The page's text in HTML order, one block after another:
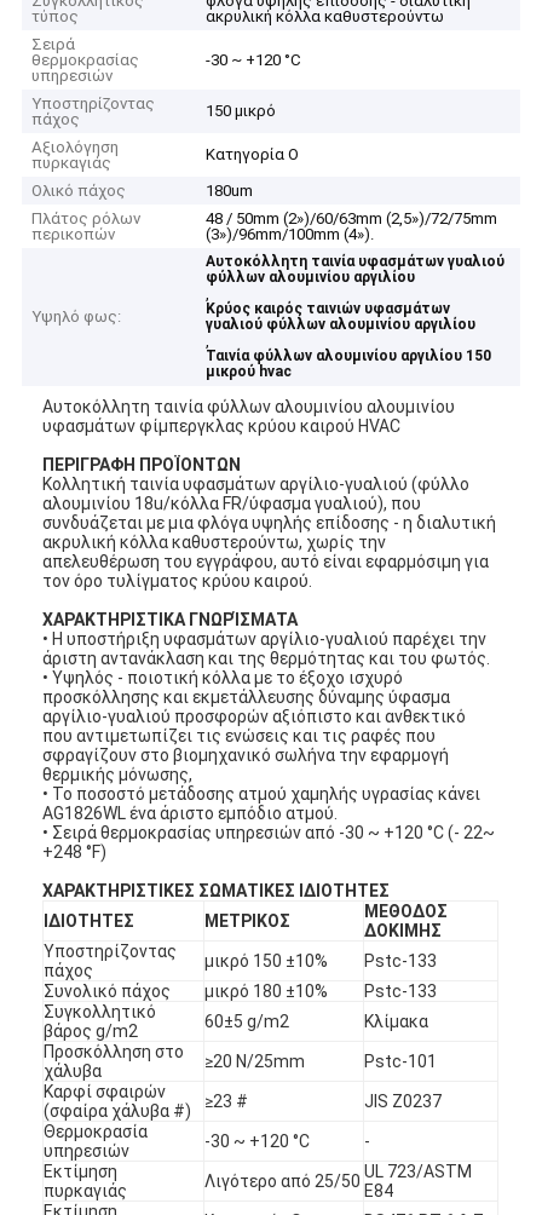
τύπος
ακρυλική κόλλα καθυστερούντω
Σειρά
θερμοκρασίας
υπηρεσιών
-30 ~ +120 °C
Υποστηρίζοντας
πάχος
150 μικρό
Αξιολόγηση
πυρκαγιάς
Κατηγορία Ο
Ολικό πάχος
180um
Πλάτος ρόλων
περικοπών
48 / 50mm (2»)/60/63mm (2,5»)/72/75mm
(3»)/96mm/100mm (4»).
Υψηλό φως:
Αυτοκόλλητη ταινία υφασμάτων γυαλιού
φύλλων αλουμινίου αργιλίου
,
Κρύος καιρός ταινιών υφασμάτων
γυαλιού φύλλων αλουμινίου αργιλίου
,
Ταινία φύλλων αλουμινίου αργιλίου 150
μικρού hvac
Αυτοκόλλητη ταινία φύλλων αλουμινίου αλουμινίου
υφασμάτων φίμπεργκλας κρύου καιρού HVAC
ΠΕΡΙΓΡΑΦΗ ΠΡΟΪΟΝΤΩΝ
Κολλητική ταινία υφασμάτων αργίλιο-γυαλιού (φύλλο
αλουμινίου 18u/κόλλα FR/ύφασμα γυαλιού), που
συνδυάζεται με μια φλόγα υψηλής επίδοσης - η διαλυτική
ακρυλική κόλλα καθυστερούντω, χωρίς την
απελευθέρωση του εγγράφου, αυτό είναι εφαρμόσιμη για
τον όρο τυλίγματος κρύου καιρού.
ΧΑΡΑΚΤΗΡΙΣΤΙΚΑ ΓΝΩΡΊΣΜΑΤΑ
• Η υποστήριξη υφασμάτων αργίλιο-γυαλιού παρέχει την
άριστη αντανάκλαση και της θερμότητας και του φωτός.
• Υψηλός - ποιοτική κόλλα με το έξοχο ισχυρό
προσκόλλησης και εκμετάλλευσης δύναμης ύφασμα
αργίλιο-γυαλιού προσφορών αξιόπιστο και ανθεκτικό
που αντιμετωπίζει τις ενώσεις και τις ραφές που
σφραγίζουν στο βιομηχανικό σωλήνα την εφαρμογή
θερμικής μόνωσης,
• Το ποσοστό μετάδοσης ατμού χαμηλής υγρασίας κάνει
AG1826WL ένα άριστο εμπόδιο ατμού.
• Σειρά θερμοκρασίας υπηρεσιών από -30 ~ +120 °C (- 22~
+248 °F)
ΧΑΡΑΚΤΗΡΙΣΤΙΚΕΣ ΣΩΜΑΤΙΚΕΣ ΙΔΙΟΤΗΤΕΣ
ΙΔΙΟΤΗΤΕΣ
ΜΕΤΡΙΚΟΣ
ΜΕΘΟΔΟΣ
ΔΟΚΙΜΗΣ
Υποστηρίζοντας
πάχος
μικρό 150 ±10%
Pstc-133
Συνολικό πάχος
μικρό 180 ±10%
Pstc-133
Συγκολλητικό
βάρος g/m2
60±5 g/m2
Κλίμακα
Προσκόλληση στο
χάλυβα
≥20 N/25mm
Pstc-101
Καρφί σφαιρών
(σφαίρα χάλυβα #)
≥23 #
JIS Z0237
Θερμοκρασία
υπηρεσιών
-30 ~ +120 °C
-
Εκτίμηση
πυρκαγιάς
Λιγότερο από 25/50 UL 723/ASTM
E84